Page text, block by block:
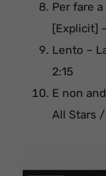
Per fare
[Explicit]
Lento –
2:15
E non
All Stars